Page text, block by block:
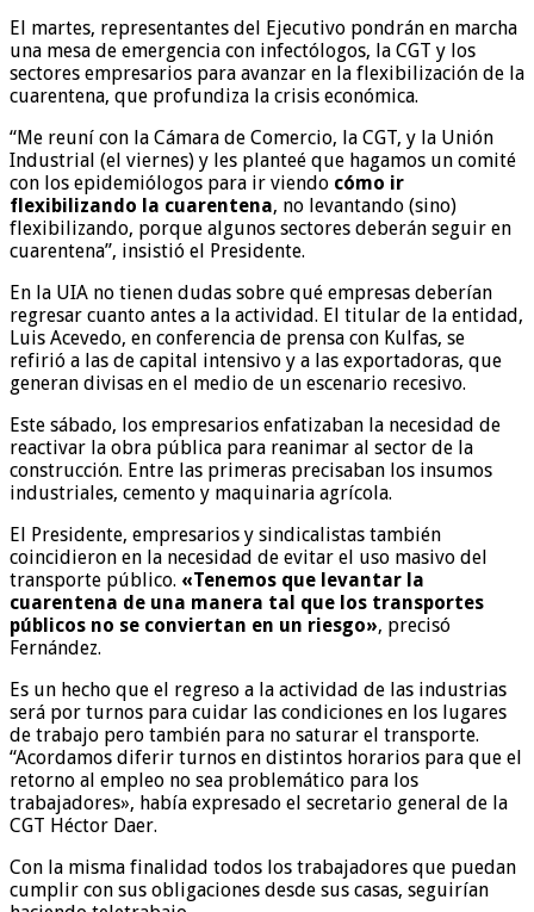
El martes, representantes del Ejecutivo pondrán en marcha
una mesa de emergencia con infectólogos, la CGT y los
sectores empresarios para avanzar en la flexibilización de la
cuarentena, que profundiza la crisis económica.
“Me reuní con la Cámara de Comercio, la CGT, y la Unión
Industrial (el viernes) y les planteé que hagamos un comité
con los epidemiólogos para ir viendo cómo ir
flexibilizando la cuarentena, no levantando (sino)
flexibilizando, porque algunos sectores deberán seguir en
cuarentena”, insistió el Presidente.
En la UIA no tienen dudas sobre qué empresas deberían
regresar cuanto antes a la actividad. El titular de la entidad,
Luis Acevedo, en conferencia de prensa con Kulfas, se
refirió a las de capital intensivo y a las exportadoras, que
generan divisas en el medio de un escenario recesivo.
Este sábado, los empresarios enfatizaban la necesidad de
reactivar la obra pública para reanimar al sector de la
construcción. Entre las primeras precisaban los insumos
industriales, cemento y maquinaria agrícola.
El Presidente, empresarios y sindicalistas también
coincidieron en la necesidad de evitar el uso masivo del
transporte público. «Tenemos que levantar la
cuarentena de una manera tal que los transportes
públicos no se conviertan en un riesgo», precisó
Fernández.
Es un hecho que el regreso a la actividad de las industrias
será por turnos para cuidar las condiciones en los lugares
de trabajo pero también para no saturar el transporte.
“Acordamos diferir turnos en distintos horarios para que el
retorno al empleo no sea problemático para los
trabajadores», había expresado el secretario general de la
CGT Héctor Daer.
Con la misma finalidad todos los trabajadores que puedan
cumplir con sus obligaciones desde sus casas, seguirían